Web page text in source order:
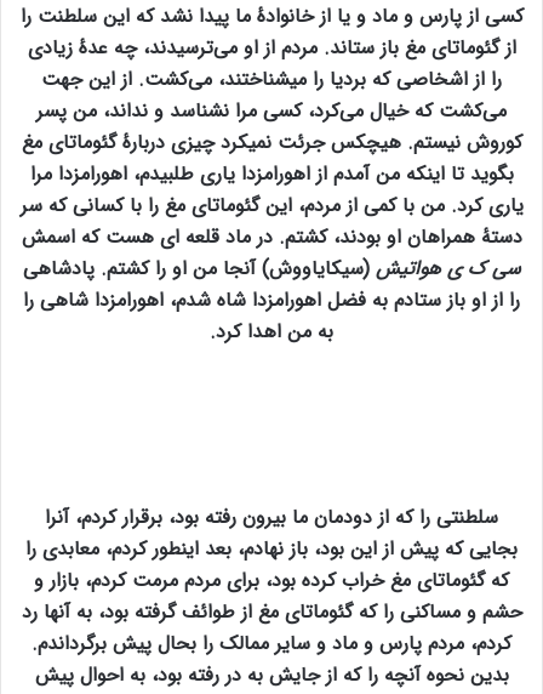
کسی از پارس و ماد و یا از خانوادهٔ ما پیدا نشد که این سلطنت را
از گئوماتای مغ باز ستاند. مردم از او می‌ترسیدند، چه عدهٔ زیادی
را از اشخاصی که بردیا را میشناختند، می‌کشت. از این جهت
می‌کشت که خیال می‌کرد، کسی مرا نشناسد و نداند، من پسر
کوروش نیستم. هیچکس جرئت نمیکرد چیزی دربارهٔ گئوماتای مغ
بگوید تا اینکه من آمدم از اهورامزدا یاری طلبیدم، اهورامزدا مرا
یاری کرد. من با کمی از مردم، این گئوماتای مغ را با کسانی که سر
دستهٔ همراهان او بودند، کشتم. در ماد قلعه ای هست که اسمش
سی ک ی هواتیش (سیکایاووش) آنجا من او را کشتم. پادشاهی
را از او باز ستادم به فضل اهورامزدا شاه شدم، اهورامزدا شاهی را
به من اهدا کرد.
سلطنتی را که از دودمان ما بیرون رفته بود، برقرار کردم، آنرا
بجایی که پیش از این بود، باز نهادم، بعد اینطور کردم، معابدی را
که گئوماتای مغ خراب کرده بود، برای مردم مرمت کردم، بازار و
حشم و مساکنی را که گئوماتای مغ از طوائف گرفته بود، به آنها رد
کردم، مردم پارس و ماد و سایر ممالک را بحال پیش برگرداندم.
بدین نحوه آنچه را که از جایش به در رفته بود، به احوال پیش